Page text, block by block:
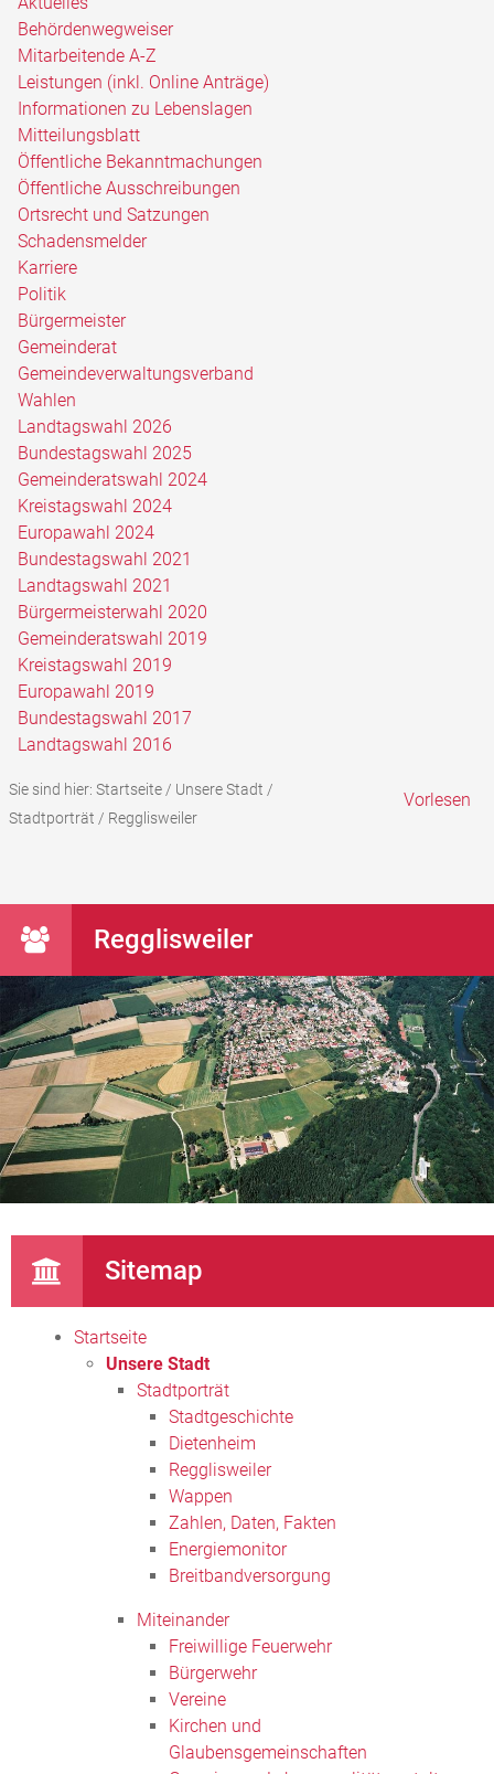
Behördenwegweiser
Mitarbeitende A-Z
Leistungen (inkl. Online Anträge)
Informationen zu Lebenslagen
Mitteilungsblatt
Öffentliche Bekanntmachungen
Öffentliche Ausschreibungen
Ortsrecht und Satzungen
Schadensmelder
Karriere
Politik
Bürgermeister
Gemeinderat
Gemeindeverwaltungsverband
Wahlen
Landtagswahl 2026
Bundestagswahl 2025
Gemeinderatswahl 2024
Kreistagswahl 2024
Europawahl 2024
Bundestagswahl 2021
Landtagswahl 2021
Bürgermeisterwahl 2020
Gemeinderatswahl 2019
Kreistagswahl 2019
Europawahl 2019
Bundestagswahl 2017
Landtagswahl 2016
Sie sind hier: Startseite/ Unsere Stadt /
Stadtporträt / Regglisweiler
Vorlesen
Regglisweiler
Sitemap
Startseite
Unsere Stadt
Stadtporträt
Stadtgeschichte
Dietenheim
Regglisweiler
Wappen
Zahlen, Daten, Fakten
Energiemonitor
Breitbandversorgung
Miteinander
Freiwillige Feuerwehr
Bürgerwehr
Vereine
Kirchen und
Glaubensgemeinschaften